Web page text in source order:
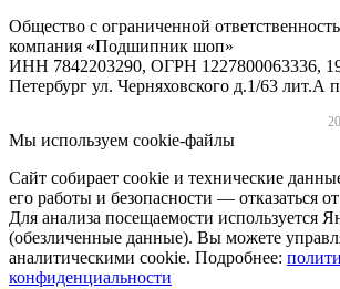
Общество с ограниченной
компания «Подшипник шоп»
ИНН 7842203290, ОГРН 1227800063336,
Петербург ул. Черняховского д.1/63 лит.А
Мы используем cookie-файлы
Сайт собирает cookie и технические
его работы и безопасности — отказаться
Для анализа посещаемости используется
(обезличенные данные). Вы можете
аналитическими cookie. Подробнее:
конфиденциальности